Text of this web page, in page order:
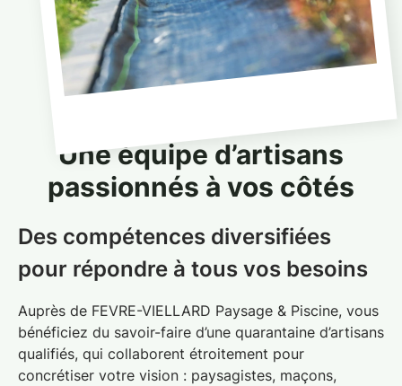
Une équipe d’artisans
passionnés à vos côtés
Des compétences diversifiées
pour répondre à tous vos besoins
Auprès de FEVRE-VIELLARD Paysage & Piscine, vous
bénéficiez du savoir-faire d’une quarantaine d’artisans
qualifiés, qui collaborent étroitement pour
concrétiser votre vision : paysagistes, maçons,